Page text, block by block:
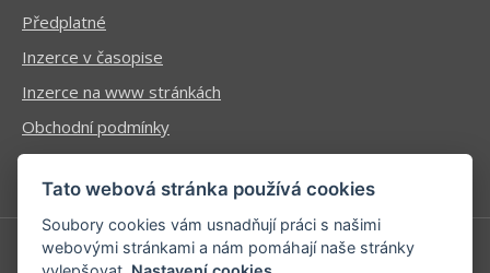
Předplatné
Inzerce v časopise
Inzerce na www stránkách
Obchodní podmínky
Ochrana osobních údajů
Tato webová stránka používá cookies
Soubory cookies vám usnadňují práci s našimi
webovými stránkami a nám pomáhají naše stránky